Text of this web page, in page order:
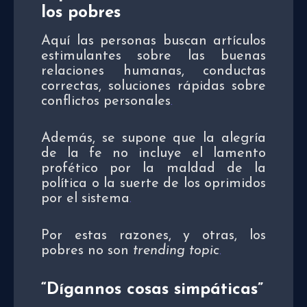
los pobres
Aquí las personas buscan artículos
estimulantes sobre las buenas
relaciones humanas, conductas
correctas, soluciones rápidas sobre
conflictos personales.
Además, se supone que la alegría
de la fe no incluye el lamento
profético por la maldad de la
política o la suerte de los oprimidos
por el sistema.
Por estas razones, y otras, los
pobres no son trending topic.
“Dígannos cosas simpáticas”